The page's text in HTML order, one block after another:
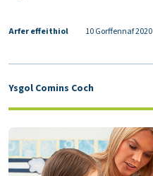
Arfer effeithiol 10 Gorffennaf 2020
Ysgol Comins Coch